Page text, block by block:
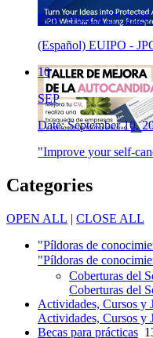
Date: August 27, 2026
(Español) EUIPO -
10
SEP
Date: September 10,
"Improve your self-
Categories
OPEN ALL | CLOSE ALL
"Píldoras de
"Píldoras de
Coberturas del
Coberturas del
Actividades, Cursos y
Actividades, Cursos y
Becas para prácticas